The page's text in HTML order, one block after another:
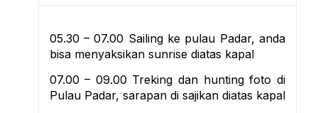
05.30 – 07.00 Sailing ke pulau Padar, anda
bisa menyaksikan sunrise diatas kapal
07.00 – 09.00 Treking dan hunting foto di
Pulau Padar, sarapan di sajikan diatas kapal